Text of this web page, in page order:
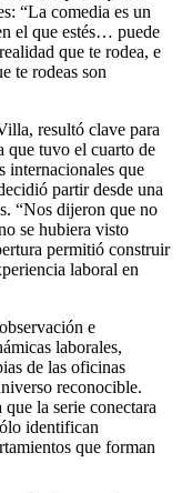
“La comedia es un
el que estés… puede
que te rodea, e
te rodeas son
resultó clave para
que tuvo el cuarto de
internacionales que
partir desde una
“Nos dijeron que no
se hubiera visto
permitió construir
laboral en
e
laborales,
de las oficinas
reconocible.
la serie conectara
identifican
que forman